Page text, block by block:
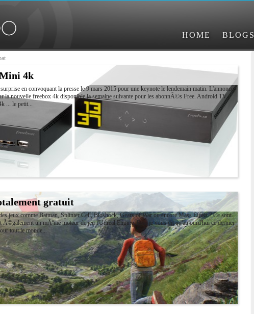
HOME BLOGS
4k
en convoquant la presse le 9 mars 2015 pour une keynote le lendemain matin. L'annonce
nouvelle freebox 4k disponible la semaine suivante pour les abonnÃ©s Free. Android TV,
... le petit...
gratuit
jeux comme Batman, Splinter Cell, Bioshock, Gears of War ou encore Mass Effect ? Ce sont
un mÃªme moteur de jeu l'Unreal Engine. Et si je vous dit qu'aujourd'hui ce dernier
tout le monde...